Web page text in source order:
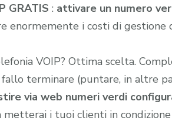
GRATIS : attivare un numero
enormemente i costi di
VOIP? Ottima scelta.
terminare (puntare, in altre
via web numeri verdi
metterai i tuoi clienti in